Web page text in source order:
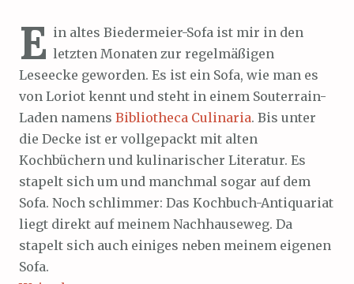
E in altes Biedermeier-Sofa ist mir in den
letzten Monaten zur regelmäßigen
Leseecke geworden. Es ist ein Sofa, wie man es
von Loriot kennt und steht in einem Souterrain-
Laden namens Bibliotheca Culinaria. Bis unter
die Decke ist er vollgepackt mit alten
Kochbüchern und kulinarischer Literatur. Es
stapelt sich um und manchmal sogar auf dem
Sofa. Noch schlimmer: Das Kochbuch-Antiquariat
liegt direkt auf meinem Nachhauseweg. Da
stapelt sich auch einiges neben meinem eigenen
Sofa.